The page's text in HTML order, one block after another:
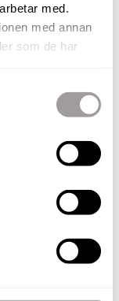
med.
med annan
som de har